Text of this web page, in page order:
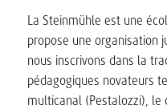
La Steinmühle est une
propose une organisation
nous inscrivons dans la
pédagogiques novateurs
multicanal (Pestalozzi), le